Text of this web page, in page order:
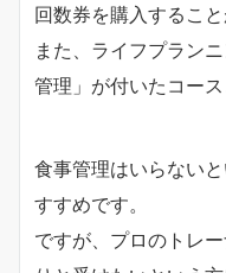
回数券を購入すること
また、ライフプラン
管理」が付いたコース
食事管理はいらない
すすめです。
ですが、プロのトレ